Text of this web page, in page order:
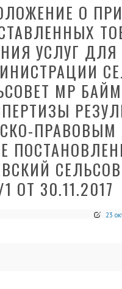
О
УСЛУГ ДЛЯ
МР
30.11.2017
23